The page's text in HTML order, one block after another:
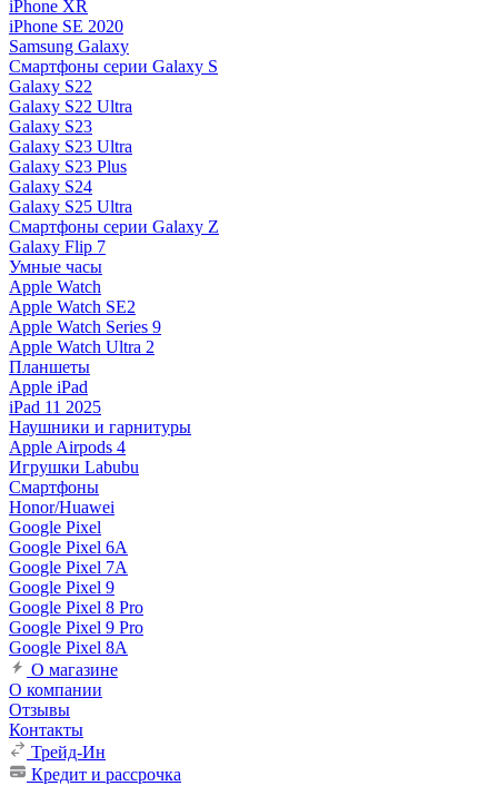
iPhone XR
iPhone SE 2020
Samsung Galaxy
Смартфоны серии Galaxy S
Galaxy S22
Galaxy S22 Ultra
Galaxy S23
Galaxy S23 Ultra
Galaxy S23 Plus
Galaxy S24
Galaxy S25 Ultra
Смартфоны серии Galaxy Z
Galaxy Flip 7
Умные часы
Apple Watch
Apple Watch SE2
Apple Watch Series 9
Apple Watch Ultra 2
Планшеты
Apple iPad
iPad 11 2025
Наушники и гарнитуры
Apple Airpods 4
Игрушки Labubu
Смартфоны
Honor/Huawei
Google Pixel
Google Pixel 6A
Google Pixel 7А
Google Pixel 9
Google Pixel 8 Pro
Google Pixel 9 Pro
Google Pixel 8A
О магазине
О компании
Отзывы
Контакты
Трейд-Ин
Кредит и рассрочка